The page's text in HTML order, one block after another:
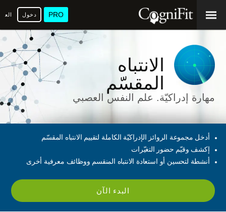
PRO دخول
الانتباه
المقسّم
مهارة إدراكيّة. علم النفس العصبي
أدخل مجموعة الروائز الإدراكيّة الكاملة لتقييم الانتباه المقسّم
إكشف وقيّم حضور التغيّرات
أنشطة لتحسين أو استعادة الانتباه المنقسم ووظائف معرفية أخرى
البدء الآن